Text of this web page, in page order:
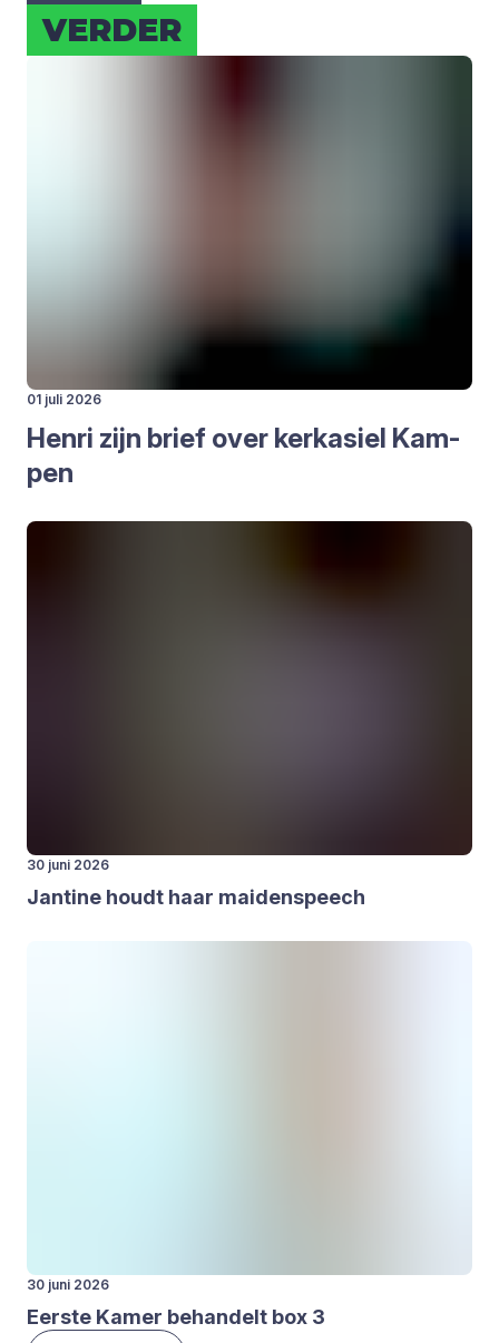
VER­DER
01 juli 2026
Hen­ri zijn brief over kerk­asiel Kam­
pen
30 juni 2026
Jan­ti­ne houdt haar mai­den­speech
30 juni 2026
Eer­ste Kamer behan­delt box 3